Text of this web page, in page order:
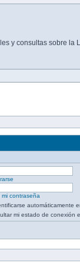
y consultas sobre la
mi contraseña
automáticamente
mi estado de conexión